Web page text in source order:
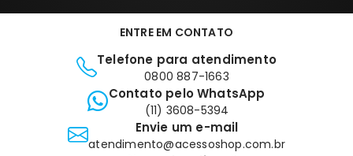
ENTRE EM CONTATO
Telefone para atendimento
0800 887-1663
Contato pelo WhatsApp
(11) 3608-5394
Envie um e-mail
atendimento@acessoshop.com.br